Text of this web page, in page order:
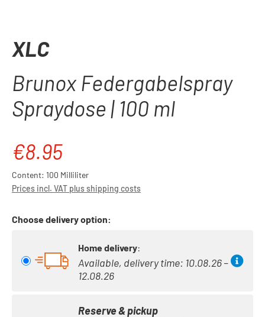
XLC
Brunox Federgabelspray
Spraydose | 100 ml
Regular price:
€8.95
Content: 100 Milliliter
Prices incl. VAT plus shipping costs
Choose delivery option:
Home delivery:
Available, delivery time: 10.08.26 –
12.08.26
Reserve & pickup